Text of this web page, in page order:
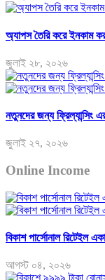
অ্যাপস তৈরি করে ইনকাম
জুলাই ২৮, ২০২৬
নতুনদের জন্য ফ্রিল্যান্সিং
জুলাই ২৭, ২০২৬
Online Income
বিকাশ পার্সোনাল রিটেইল
আগস্ট ০৪, ২০২৬